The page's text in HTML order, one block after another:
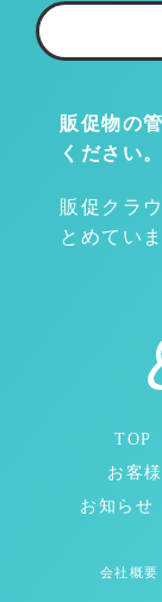
販促物の
ください。
販促クラ
とめていま
TOP
お客
お知らせ
会社概要